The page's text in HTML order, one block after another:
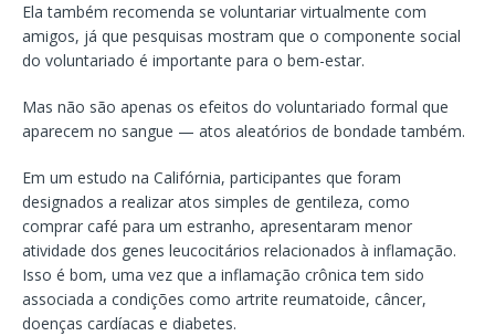
Ela também recomenda se voluntariar virtualmente com
amigos, já que pesquisas mostram que o componente social
do voluntariado é importante para o bem-estar.
Mas não são apenas os efeitos do voluntariado formal que
aparecem no sangue — atos aleatórios de bondade também.
Em um estudo na Califórnia, participantes que foram
designados a realizar atos simples de gentileza, como
comprar café para um estranho, apresentaram menor
atividade dos genes leucocitários relacionados à inflamação.
Isso é bom, uma vez que a inflamação crônica tem sido
associada a condições como artrite reumatoide, câncer,
doenças cardíacas e diabetes.